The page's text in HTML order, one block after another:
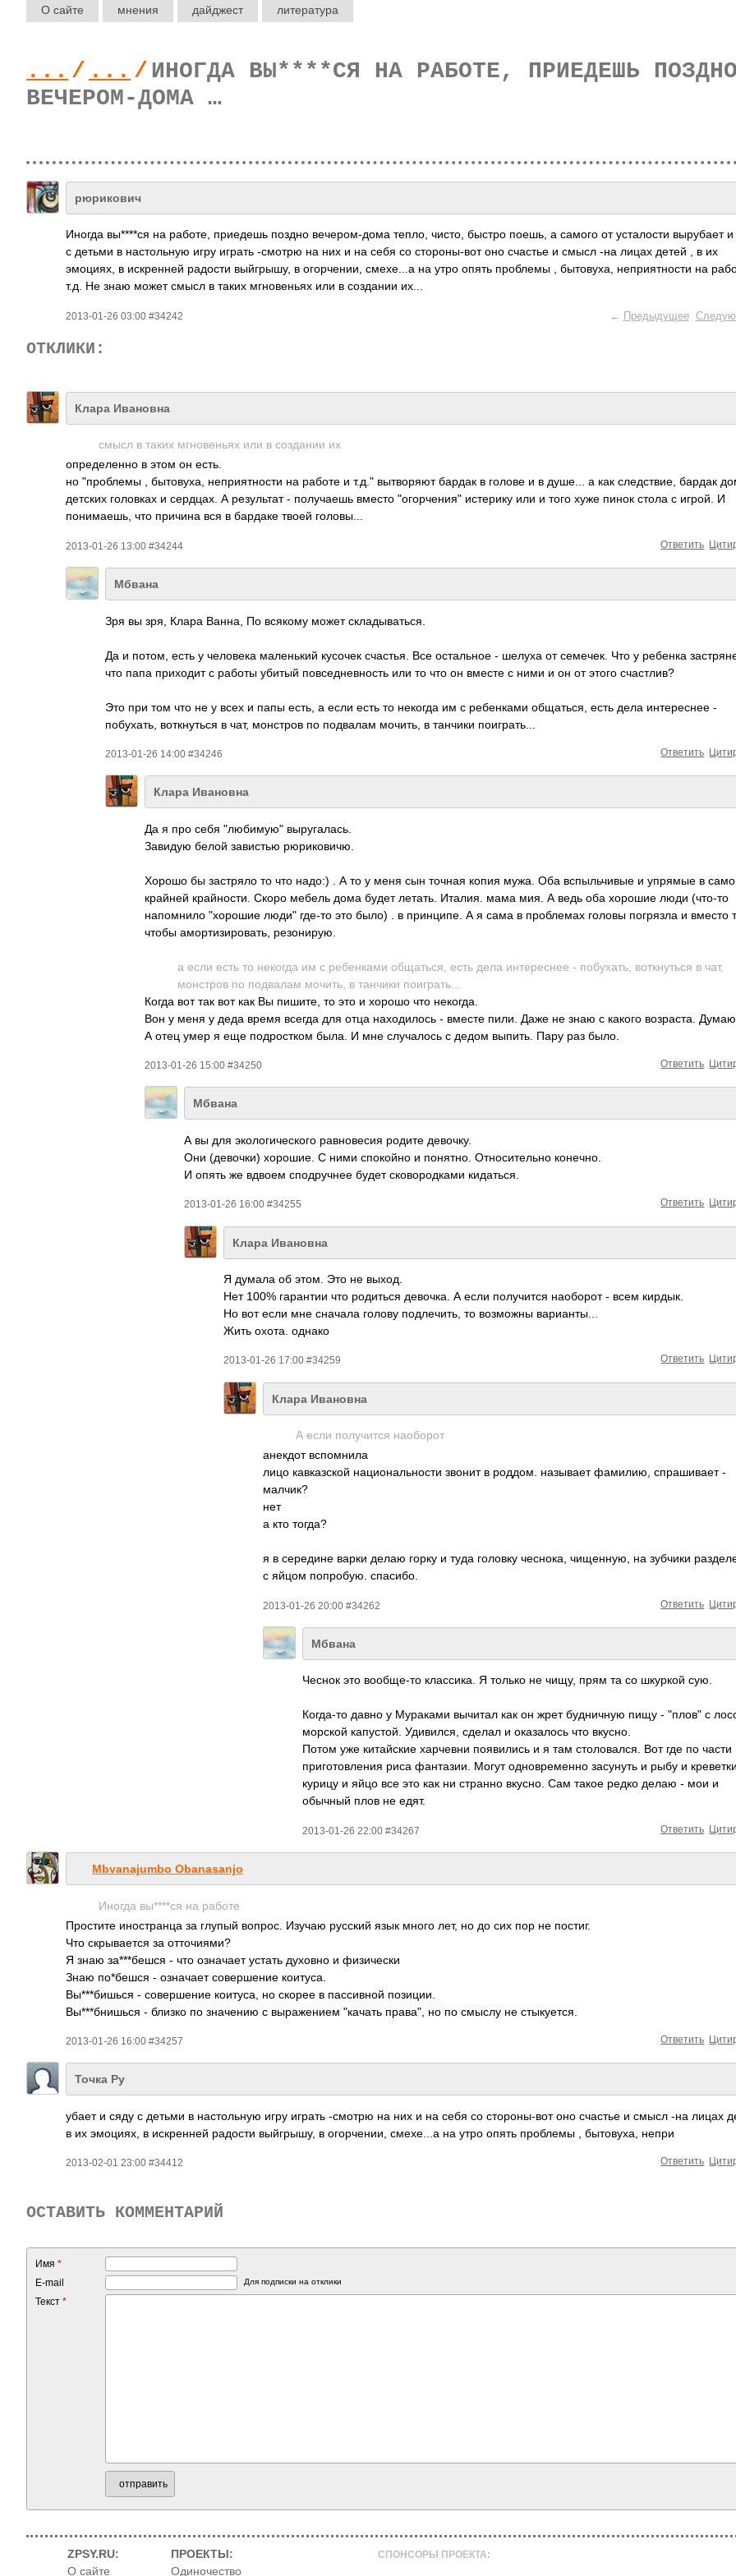
О сайте мнения дайджест литература
... / ... / ИНОГДА ВЫ****СЯ НА РАБОТЕ, ПРИЕДЕШЬ ПОЗДНО
ВЕЧЕРОМ-ДОМА …
рюрикович
Иногда вы****ся на работе, приедешь поздно вечером-дома тепло, чисто, быстро поешь, а самого от усталости вырубает и
с детьми в настольную игру играть -смотрю на них и на себя со стороны-вот оно счастье и смысл -на лицах детей , в их
эмоциях, в искренней радости выйгрышу, в огорчении, смехе...а на утро опять проблемы , бытовуха, неприятности на
т.д. Не знаю может смысл в таких мгновеньях или в создании их...
2013-01-26 03:00 #34242 ← Предыдущее
ОТКЛИКИ:
Клара Ивановна
смысл в таких мгновеньях или в создании их
определенно в этом он есть.
но "проблемы , бытовуха, неприятности на работе и т.д." вытворяют бардак в голове и в душе... а как следствие, бардак
детских головках и сердцах. А результат - получаешь вместо "огорчения" истерику или и того хуже пинок стола с игрой. И
понимаешь, что причина вся в бардаке твоей головы...
2013-01-26 13:00 #34244 Ответить
Мбвана
Зря вы зря, Клара Ванна, По всякому может складываться.
Да и потом, есть у человека маленький кусочек счастья. Все остальное - шелуха от семечек. Что у ребенка
что папа приходит с работы убитый повседневность или то что он вместе с ними и он от этого счастлив?
Это при том что не у всех и папы есть, а если есть то некогда им с ребенками общаться, есть дела интереснее -
побухать, воткнуться в чат, монстров по подвалам мочить, в танчики поиграть...
2013-01-26 14:00 #34246 Ответить
Клара Ивановна
Да я про себя "любимую" выругалась.
Завидую белой завистью рюриковичю.
Хорошо бы застряло то что надо:) . А то у меня сын точная копия мужа. Оба вспыльчивые и упрямые в
крайней крайности. Скоро мебель дома будет летать. Италия. мама мия. А ведь оба хорошие люди (что-то
напомнило "хорошие люди" где-то это было) . в принципе. А я сама в проблемах головы погрязла и вместо
чтобы амортизировать, резонирую.
а если есть то некогда им с ребенками общаться, есть дела интереснее - побухать, воткнуться в чат,
монстров по подвалам мочить, в танчики поиграть...
Когда вот так вот как Вы пишите, то это и хорошо что некогда.
Вон у меня у деда время всегда для отца находилось - вместе пили. Даже не знаю с какого возраста.
А отец умер я еще подростком была. И мне случалось с дедом выпить. Пару раз было.
2013-01-26 15:00 #34250 Ответить
Мбвана
А вы для экологического равновесия родите девочку.
Они (девочки) хорошие. С ними спокойно и понятно. Относительно конечно.
И опять же вдвоем сподручнее будет сковородками кидаться.
2013-01-26 16:00 #34255 Ответить
Клара Ивановна
Я думала об этом. Это не выход.
Нет 100% гарантии что родиться девочка. А если получится наоборот - всем кирдык.
Но вот если мне сначала голову подлечить, то возможны варианты...
Жить охота. однако
2013-01-26 17:00 #34259 Ответить
Клара Ивановна
А если получится наоборот
анекдот вспомнила
лицо кавказской национальности звонит в роддом. называет фамилию, спрашивает -
малчик?
нет
а кто тогда?
я в середине варки делаю горку и туда головку чеснока, чищенную, на зубчики
с яйцом попробую. спасибо.
2013-01-26 20:00 #34262 Ответить
Мбвана
Чеснок это вообще-то классика. Я только не чищу, прям та со шкуркой сую.
Когда-то давно у Мураками вычитал как он жрет будничную пищу - "плов" с
морской капустой. Удивился, сделал и оказалось что вкусно.
Потом уже китайские харчевни появились и я там столовался. Вот где по части
приготовления риса фантазии. Могут одновременно засунуть и рыбу и
курицу и яйцо все это как ни странно вкусно. Сам такое редко делаю - мои и
обычный плов не едят.
2013-01-26 22:00 #34267 Ответить
Mbvanajumbo Obanasanjo
Иногда вы****ся на работе
Простите иностранца за глупый вопрос. Изучаю русский язык много лет, но до сих пор не постиг.
Что скрывается за отточиями?
Я знаю за***бешся - что означает устать духовно и физически
Знаю по*бешся - означает совершение коитуса.
Вы***бишься - совершение коитуса, но скорее в пассивной позиции.
Вы***бнишься - близко по значению с выражением "качать права", но по смыслу не стыкуется.
2013-01-26 16:00 #34257 Ответить
Точка Ру
убает и сяду с детьми в настольную игру играть -смотрю на них и на себя со стороны-вот оно счастье и смысл -на лицах
в их эмоциях, в искренней радости выйгрышу, в огорчении, смехе...а на утро опять проблемы , бытовуха, непри
2013-02-01 23:00 #34412 Ответить
ОСТАВИТЬ КОММЕНТАРИЙ
Имя *
E-mail
Для подписки на отклики
Текст *
отправить
ZPSY.RU:
О сайте
ПРОЕКТЫ:
Одиночество
СПОНСОРЫ ПРОЕКТА: